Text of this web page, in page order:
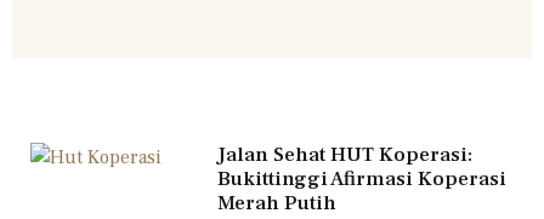
Jalan Sehat HUT Koperasi:
Bukittinggi Afirmasi Koperasi
Merah Putih